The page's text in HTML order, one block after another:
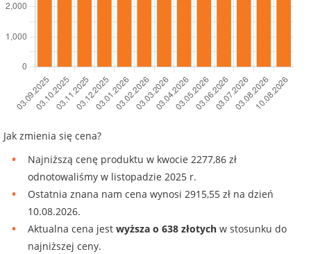
Jak zmienia się cena?
Najniższą cenę produktu w kwocie 2277,86 zł
odnotowaliśmy w listopadzie 2025 r.
Ostatnia znana nam cena wynosi 2915,55 zł na dzień
10.08.2026.
Aktualna cena jest wyższa o 638 złotych w stosunku do
najniższej ceny.